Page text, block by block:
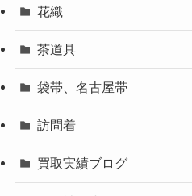
花織
茶道具
袋帯、名古屋帯
訪問着
買取実績ブログ